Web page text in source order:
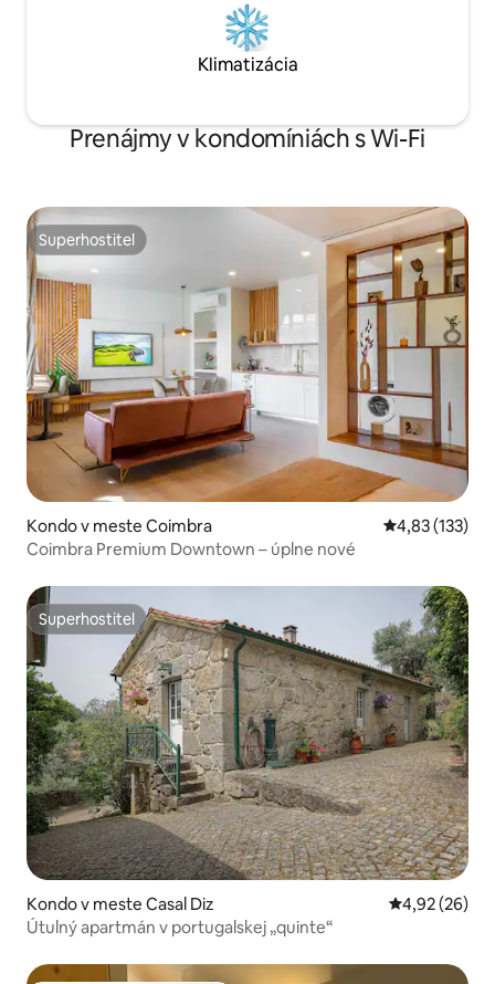
Klimatizácia
Prenájmy v kondomíniách s Wi-Fi
Superhostiteľ
Superhostiteľ
Kondo v meste Coimbra Priemerné
4,83 (133)
Coimbra Premium Downtown – úplne nové
Superhostiteľ
Superhostiteľ
Kondo v meste Casal Diz Priemerné
4,92 (26)
Útulný apartmán v portugalskej „quinte“